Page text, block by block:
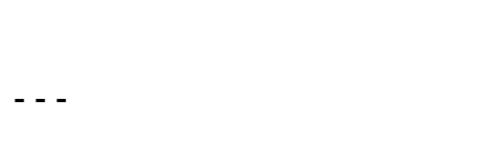
---